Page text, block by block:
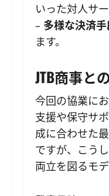
いった対人サ
– 多様な決済
ます。
JTB商事と
今回の協業に
支援や保守サ
成に合わせた
ですが、こう
両立を図るモ